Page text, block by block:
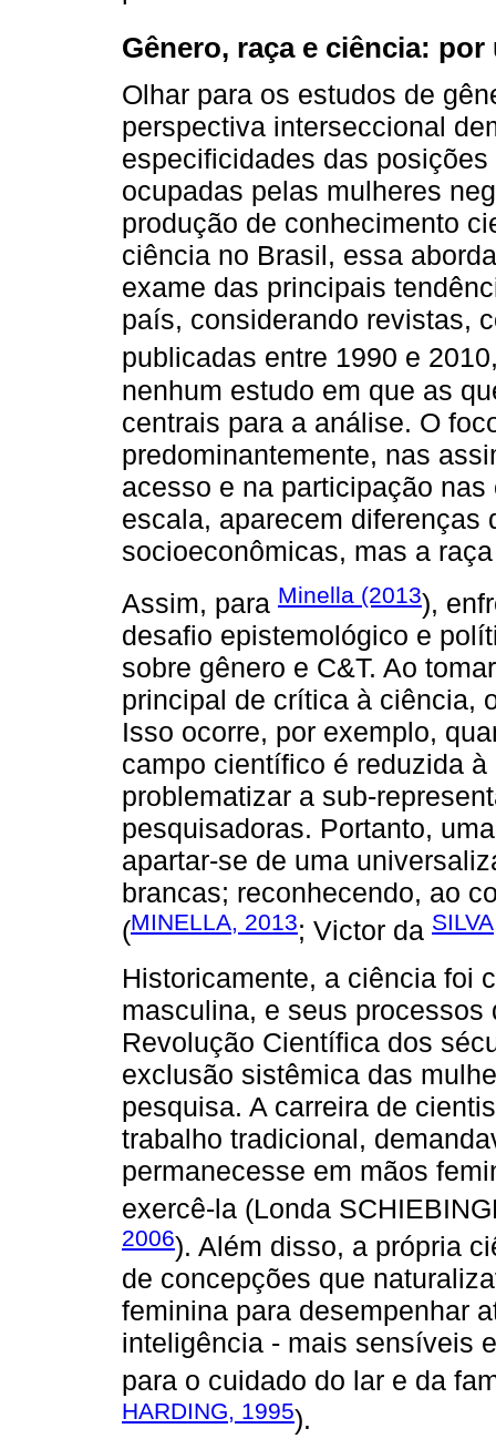
Gênero, raça e ciência:
Olhar para os estudos de
perspectiva interseccional
especificidades das
ocupadas pelas mulheres
produção de conhecimento
ciência no Brasil, essa
exame das principais
país, considerando revistas,
publicadas entre 1990 e
nenhum estudo em que as
centrais para a análise. O
predominantemente, nas
acesso e na participação
escala, aparecem diferenças
socioeconômicas, mas a
Assim, para Minella (2013),
desafio epistemológico e
sobre gênero e C&T. Ao
principal de crítica à ciência,
Isso ocorre, por exemplo,
campo científico é reduzida
problematizar a sub-
pesquisadoras. Portanto,
apartar-se de uma
brancas; reconhecendo, ao
(MINELLA, 2013; Victor da
Historicamente, a ciência foi
masculina, e seus
Revolução Científica dos
exclusão sistêmica das
pesquisa. A carreira de
trabalho tradicional,
permanecesse em mãos
exercê-la (Londa
2006). Além disso, a própria
de concepções que
feminina para desempenhar
inteligência - mais sensíveis
para o cuidado do lar e da
HARDING, 1995).